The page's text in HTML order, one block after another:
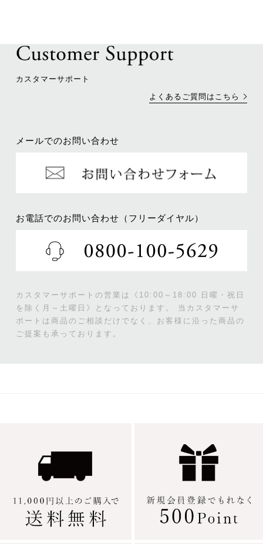
カスタマーサポート
よくあるご質問はこちら
メールでのお問い合わせ
お電話でのお問い合わせ（フリーダイヤル）
カスタマーサポートの営業は《10:00～18:00 日曜・祝日
を除く月～土曜日》となっております。
当カスタマーサ
ポートは商品のご相談だけでなく、お客様に沿った商品の
ご提案も承っております。